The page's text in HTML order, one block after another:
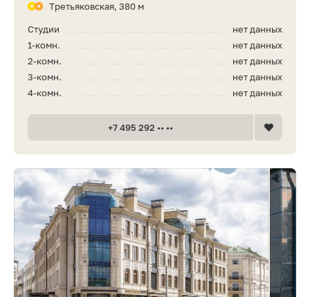
Третьяковская, 380 м
нет данных
Студии
нет данных
1-комн.
нет данных
2-комн.
нет данных
3-комн.
нет данных
4-комн.
+7 495 292 •• ••